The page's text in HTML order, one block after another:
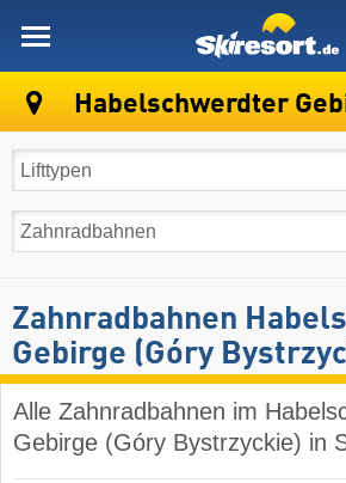
Habelschwerdter Gebirge
Zahnradbahnen
Gebirge (Góry
Alle Zahnradbahnen im
Gebirge (Góry Bystrzyckie) in